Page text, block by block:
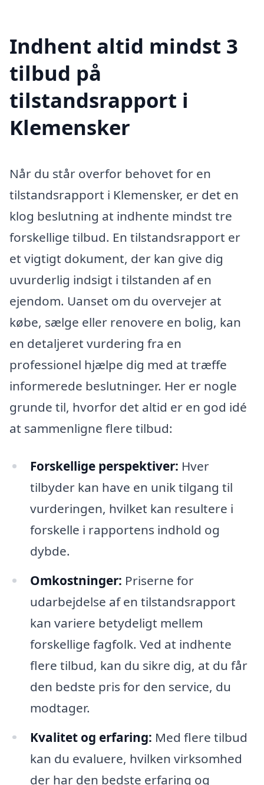
Indhent altid mindst 3
tilbud på
tilstandsrapport i
Klemensker
Når du står overfor behovet for en
tilstandsrapport i Klemensker, er det en
klog beslutning at indhente mindst tre
forskellige tilbud. En tilstandsrapport er
et vigtigt dokument, der kan give dig
uvurderlig indsigt i tilstanden af en
ejendom. Uanset om du overvejer at
købe, sælge eller renovere en bolig, kan
en detaljeret vurdering fra en
professionel hjælpe dig med at træffe
informerede beslutninger. Her er nogle
grunde til, hvorfor det altid er en god idé
at sammenligne flere tilbud:
Forskellige perspektiver: Hver
tilbyder kan have en unik tilgang til
vurderingen, hvilket kan resultere i
forskelle i rapportens indhold og
dybde.
Omkostninger: Priserne for
udarbejdelse af en tilstandsrapport
kan variere betydeligt mellem
forskellige fagfolk. Ved at indhente
flere tilbud, kan du sikre dig, at du får
den bedste pris for den service, du
modtager.
Kvalitet og erfaring: Med flere tilbud
kan du evaluere, hvilken virksomhed
der har den bedste erfaring og